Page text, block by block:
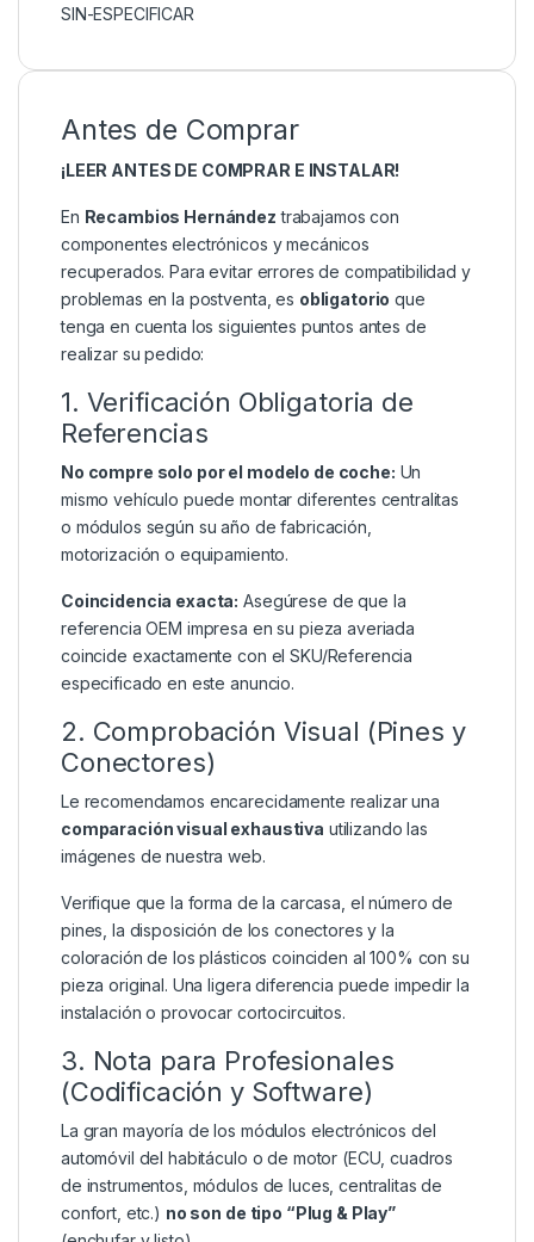
SIN-ESPECIFICAR
Antes de Comprar
¡LEER ANTES DE COMPRAR E INSTALAR!
En Recambios Hernández trabajamos con
componentes electrónicos y mecánicos
recuperados. Para evitar errores de compatibilidad y
problemas en la postventa, es obligatorio que
tenga en cuenta los siguientes puntos antes de
realizar su pedido:
1. Verificación Obligatoria de
Referencias
No compre solo por el modelo de coche: Un
mismo vehículo puede montar diferentes centralitas
o módulos según su año de fabricación,
motorización o equipamiento.
Coincidencia exacta: Asegúrese de que la
referencia OEM impresa en su pieza averiada
coincide exactamente con el SKU/Referencia
especificado en este anuncio.
2. Comprobación Visual (Pines y
Conectores)
Le recomendamos encarecidamente realizar una
comparación visual exhaustiva utilizando las
imágenes de nuestra web.
Verifique que la forma de la carcasa, el número de
pines, la disposición de los conectores y la
coloración de los plásticos coinciden al 100% con su
pieza original. Una ligera diferencia puede impedir la
instalación o provocar cortocircuitos.
3. Nota para Profesionales
(Codificación y Software)
La gran mayoría de los módulos electrónicos del
automóvil del habitáculo o de motor (ECU, cuadros
de instrumentos, módulos de luces, centralitas de
confort, etc.) no son de tipo “Plug & Play”